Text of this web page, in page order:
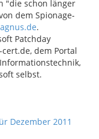
"die schon länger
dem Spionage-
.
Patchday
dem Portal
selbst.
Dezember 2011